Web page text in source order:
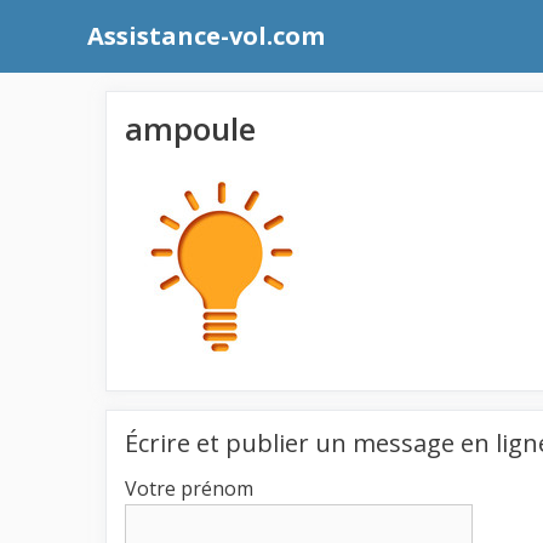
contenu
Assistance-vol.com
ampoule
Écrire et publier un message en
Votre prénom